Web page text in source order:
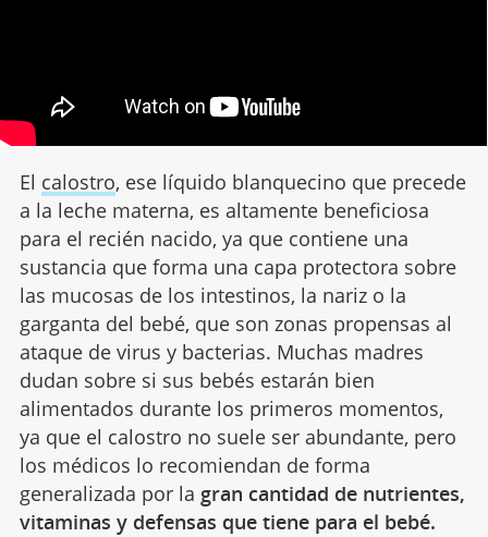
El calostro, ese líquido blanquecino que precede
a la leche materna, es altamente beneficiosa
para el recién nacido, ya que contiene una
sustancia que forma una capa protectora sobre
las mucosas de los intestinos, la nariz o la
garganta del bebé, que son zonas propensas al
ataque de virus y bacterias. Muchas madres
dudan sobre si sus bebés estarán bien
alimentados durante los primeros momentos,
ya que el calostro no suele ser abundante, pero
los médicos lo recomiendan de forma
generalizada por la gran cantidad de nutrientes,
vitaminas y defensas que tiene para el bebé.